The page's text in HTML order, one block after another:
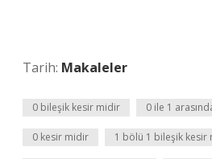
Tarih: Makaleler
0 bileşik kesir midir 0 ile 1
0 kesir midir 1 bölü 1 bileşik kesir